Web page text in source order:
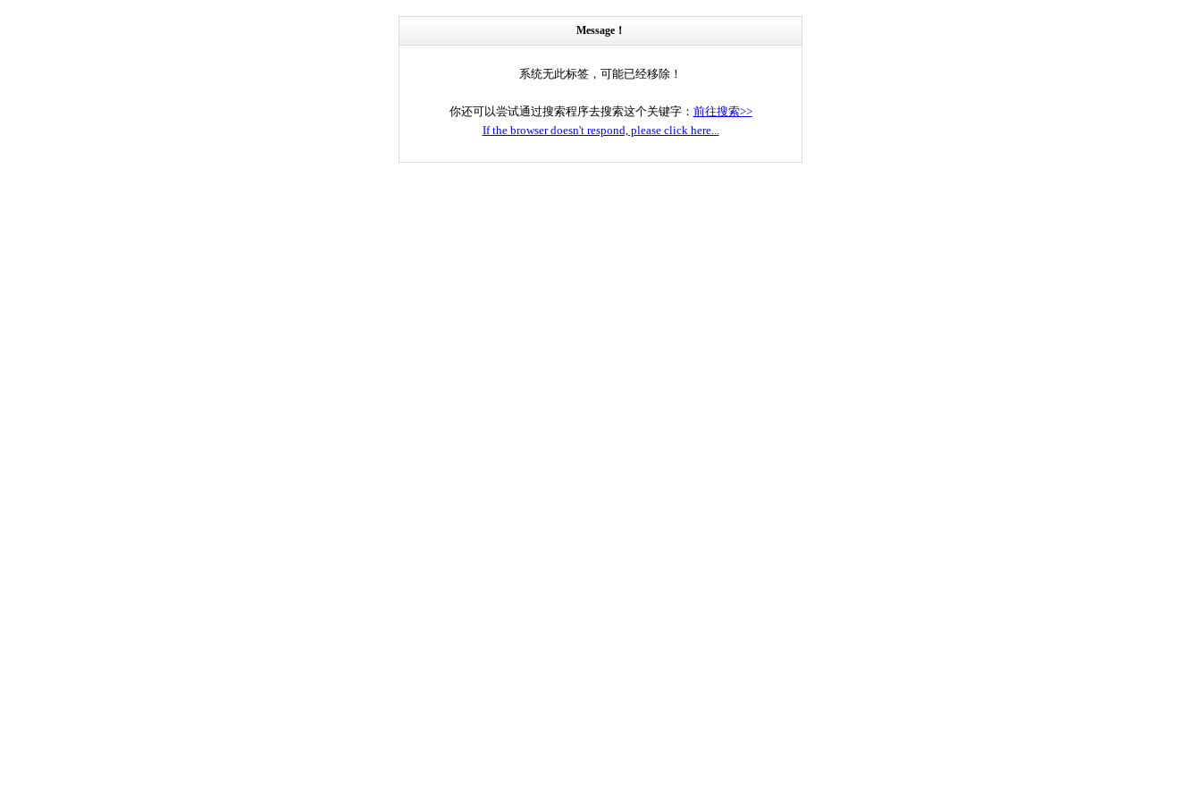
Message！
系统无此标签，可能已经移除！
你还可以尝试通过搜索程序去搜索这个关键字： 前往搜索>>
If the browser doesn't respond, please click here...